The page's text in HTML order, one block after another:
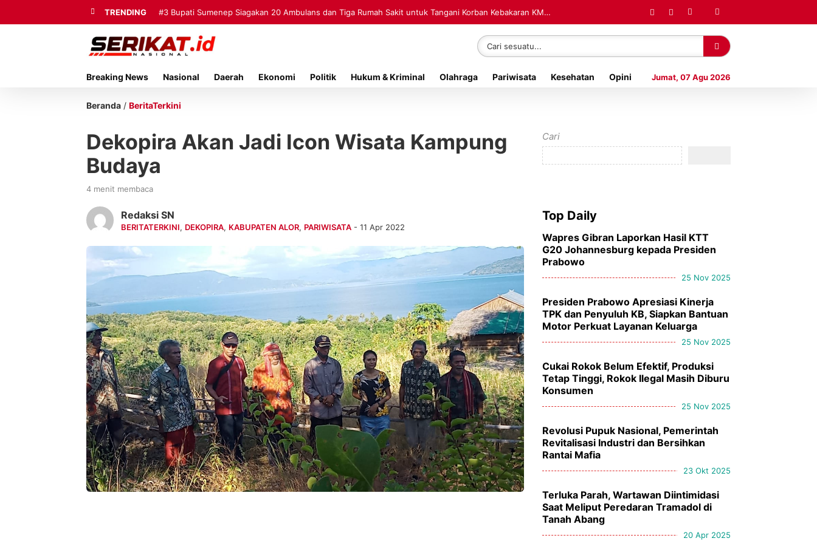
TRENDING #3 Bupati Sumenep Siagakan 20 Ambulans dan Tiga Rumah Sakit untuk Tangani Korban Kebakaran KMP
Mutiara Sentosa II
Breaking News Nasional Daerah Ekonomi Politik Hukum & Kriminal Olahraga Pariwisata Kesehatan Opini Jumat, 07 Agu 2026
Beranda / BeritaTerkini
Dekopira Akan Jadi Icon Wisata Kampung
Budaya
4 menit membaca
Redaksi SN
BERITATERKINI, DEKOPIRA, KABUPATEN ALOR, PARIWISATA - 11 Apr 2022
Cari
Top Daily
Wapres Gibran Laporkan Hasil KTT
G20 Johannesburg kepada Presiden
Prabowo
25 Nov 2025
Presiden Prabowo Apresiasi Kinerja
TPK dan Penyuluh KB, Siapkan Bantuan
Motor Perkuat Layanan Keluarga
25 Nov 2025
Cukai Rokok Belum Efektif, Produksi
Tetap Tinggi, Rokok Ilegal Masih Diburu
Konsumen
25 Nov 2025
Revolusi Pupuk Nasional, Pemerintah
Revitalisasi Industri dan Bersihkan
Rantai Mafia
23 Okt 2025
Terluka Parah, Wartawan Diintimidasi
Saat Meliput Peredaran Tramadol di
Tanah Abang
20 Apr 2025